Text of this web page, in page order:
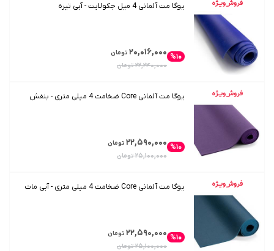
یوگا مت آلمانی 4 میل جکولایت - آبی تیره
۲۰,۰۱۶,۰۰۰ تومان
۲۲,۲۴۰,۰۰۰تومان
%۱۰
یوگا مت آلمانی Core ضخامت 4 میلی متری - بنفش
۲۲,۵۹۰,۰۰۰ تومان
۲۵,۱۰۰,۰۰۰تومان
%۱۰
یوگا مت آلمانی Core ضخامت 4 میلی متری - آبی مات
۲۲,۵۹۰,۰۰۰ تومان
۲۵,۱۰۰,۰۰۰تومان
%۱۰